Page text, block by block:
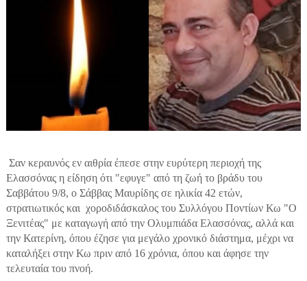
Σαν κεραυνός εν αιθρία έπεσε στην ευρύτερη περιοχή της
Ελασσόνας η είδηση ότι "εφυγε" από τη ζωή το βράδυ του
Σαββάτου 9/8, ο Σάββας Μαυρίδης σε ηλικία 42 ετών,
στρατιωτικός και χοροδιδάσκαλος του Συλλόγου Ποντίων Κω "Ο
Ξενιτέας" με καταγωγή από την Ολυμπιάδα Ελασσόνας, αλλά και
την Κατερίνη, όπου έζησε για μεγάλο χρονικό διάστημα, μέχρι να
καταλήξει στην Κω πριν από 16 χρόνια, όπου και άφησε την
τελευταία του πνοή.